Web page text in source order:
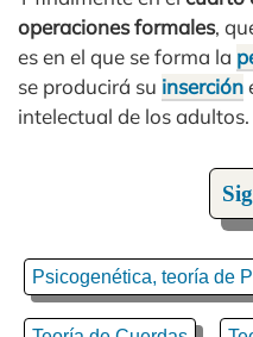
operaciones formales,
es en el que se forma la
se producirá su inserción
intelectual de los adultos.
Psicogenética, teoría de